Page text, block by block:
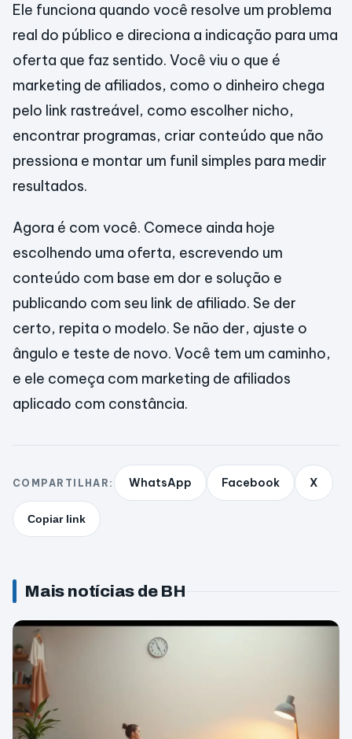
Ele funciona quando você resolve um problema
real do público e direciona a indicação para uma
oferta que faz sentido. Você viu o que é
marketing de afiliados, como o dinheiro chega
pelo link rastreável, como escolher nicho,
encontrar programas, criar conteúdo que não
pressiona e montar um funil simples para medir
resultados.
Agora é com você. Comece ainda hoje
escolhendo uma oferta, escrevendo um
conteúdo com base em dor e solução e
publicando com seu link de afiliado. Se der
certo, repita o modelo. Se não der, ajuste o
ângulo e teste de novo. Você tem um caminho,
e ele começa com marketing de afiliados
aplicado com constância.
COMPARTILHAR: WhatsApp Facebook X
Copiar link
Mais notícias de BH